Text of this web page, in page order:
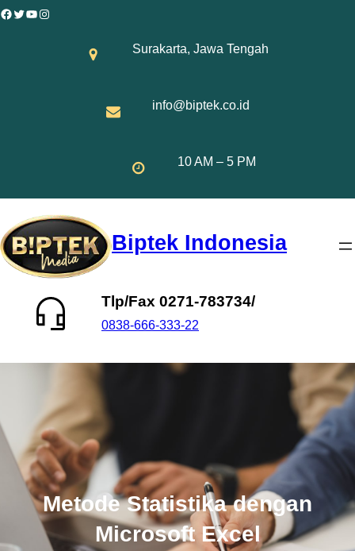
Skip
Facebook
Twitter
YouTube
Instagram
Surakarta, Jawa Tengah
info@biptek.co.id
10 AM – 5 PM
Biptek Indonesia
Tlp/Fax 0271-783734/
0838-666-333-22
Metode Statistika dengan
Microsoft Excel